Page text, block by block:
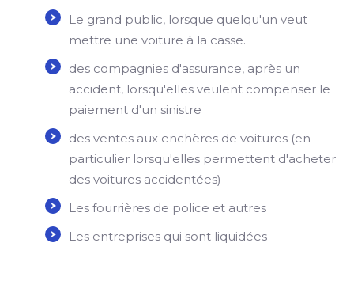
Le grand public, lorsque quelqu'un veut
mettre une voiture à la casse.
des compagnies d'assurance, après un
accident, lorsqu'elles veulent compenser le
paiement d'un sinistre
des ventes aux enchères de voitures (en
particulier lorsqu'elles permettent d'acheter
des voitures accidentées)
Les fourrières de police et autres
Les entreprises qui sont liquidées